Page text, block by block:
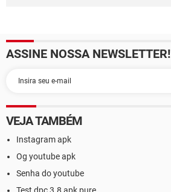
ASSINE NOSSA NEWSLETTER!
VEJA TAMBÉM
Instagram apk
Og youtube apk
Senha do youtube